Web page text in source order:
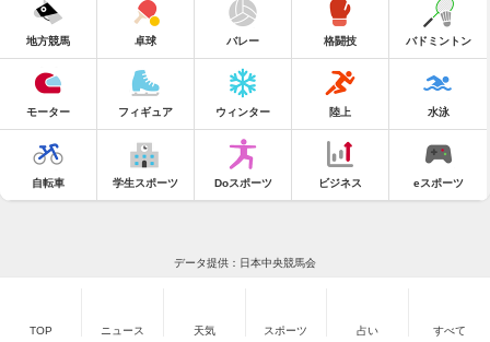
地方競馬 卓球 バレー 格闘技 バドミントン
モーター フィギュア ウィンター 陸上 水泳
自転車 学生スポーツ Doスポーツ ビジネス eスポーツ
データ提供：日本中央競馬会
TOP ニュース 天気 スポーツ 占い すべて